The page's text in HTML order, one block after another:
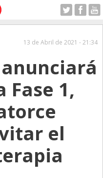
13 de Abril de 2021 - 21:34
Fase 1,
el